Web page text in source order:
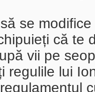
se
că te
vii pe
regulile lui